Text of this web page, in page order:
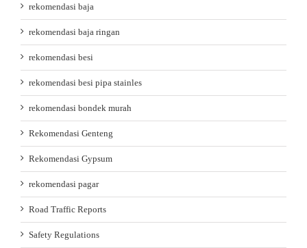
rekomendasi baja
rekomendasi baja ringan
rekomendasi besi
rekomendasi besi pipa stainles
rekomendasi bondek murah
Rekomendasi Genteng
Rekomendasi Gypsum
rekomendasi pagar
Road Traffic Reports
Safety Regulations